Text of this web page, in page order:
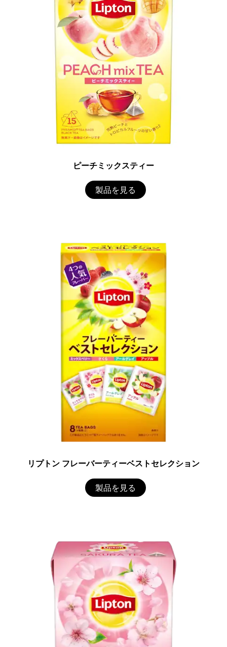
ピーチミックスティー
製品を見る
リプトン フレーバーティーベストセレクション
製品を見る